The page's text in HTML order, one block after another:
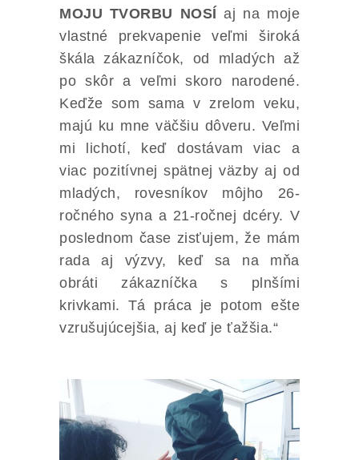
MOJU TVORBU NOSÍ aj na moje
vlastné prekvapenie veľmi široká
škála zákazníčok, od mladých až
po skôr a veľmi skoro narodené.
Keďže som sama v zrelom veku,
majú ku mne väčšiu dôveru. Veľmi
mi lichotí, keď dostávam viac a
viac pozitívnej spätnej väzby aj od
mladých, rovesníkov môjho 26-
ročného syna a 21-ročnej dcéry. V
poslednom čase zisťujem, že mám
rada aj výzvy, keď sa na mňa
obráti zákazníčka s plnšími
krivkami. Tá práca je potom ešte
vzrušujúcejšia, aj keď je ťažšia.“